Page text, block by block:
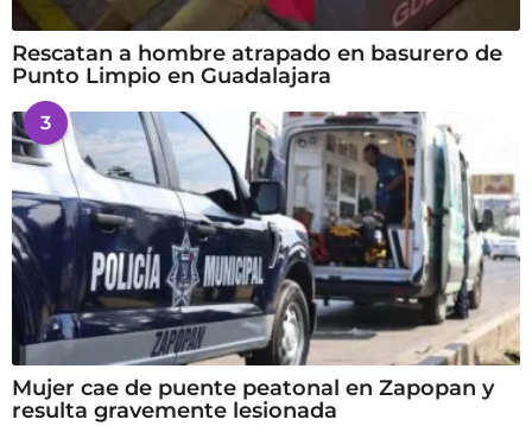
Rescatan a hombre atrapado en basurero de
Punto Limpio en Guadalajara
3
Mujer cae de puente peatonal en Zapopan y
resulta gravemente lesionada